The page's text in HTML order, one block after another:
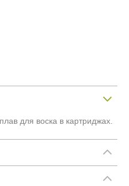
для воска в картриджах.
температуры.